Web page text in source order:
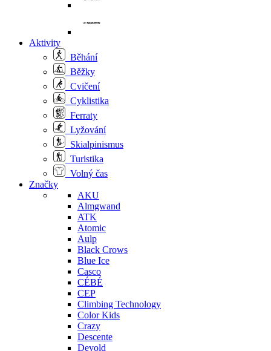
Aktivity
Běhání
Běžky
Cvičení
Cyklistika
Ferraty
Lyžování
Skialpinismus
Turistika
Volný čas
Značky
AKU
Almgwand
ATK
Atomic
Aulp
Black Crows
Blue Ice
Casco
CÉBÉ
CEP
Climbing Technology
Color Kids
Crazy
Descente
Devold